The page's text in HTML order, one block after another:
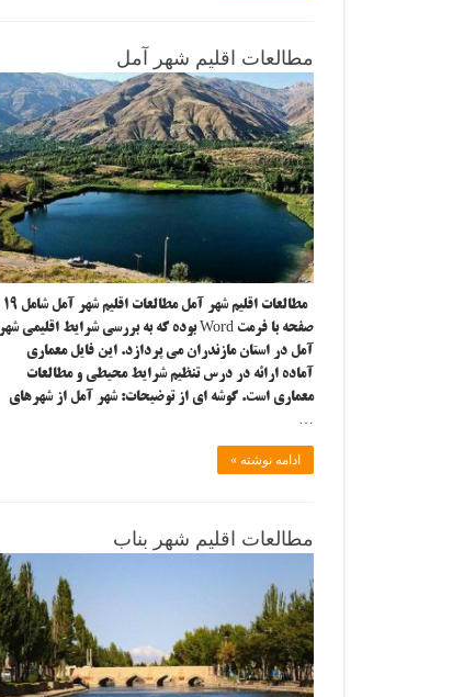
مطالعات اقلیم شهر آمل
مطالعات اقلیم شهر آمل مطالعات اقلیم شهر آمل شامل ۱۹
صفحه با فرمت Word بوده که به بررسی شرایط اقلیمی شهر
آمل در استان مازندران می پردازد. این فایل معماری
آماده ارائه در درس تنظیم شرایط محیطی و مطالعات
معماری است. گوشه ای از توضیحات: شهر آمل از شهرهای
…
ادامه نوشته »
مطالعات اقلیم شهر بناب